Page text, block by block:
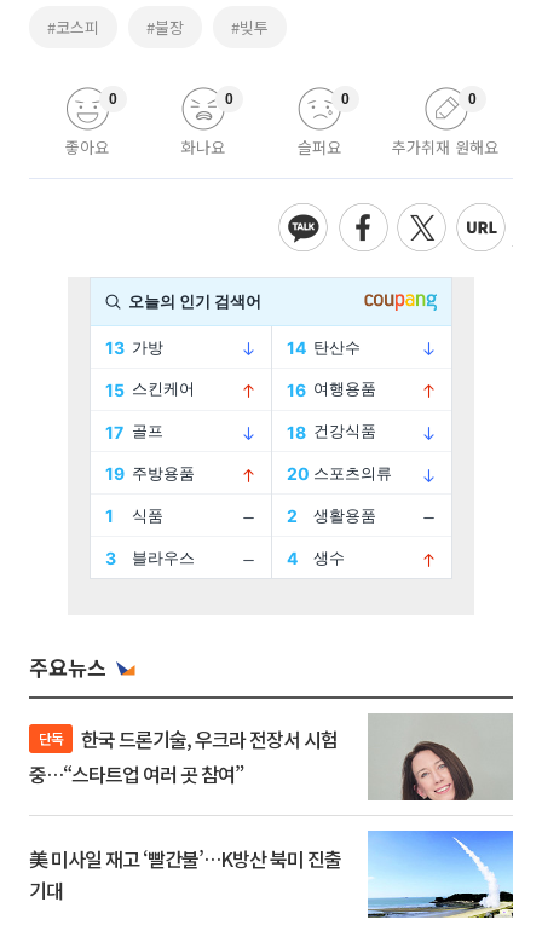
#코스피 #불장 #빚투
좋아요
0
화나요
0
슬퍼요
0
추가취재 원해요
0
주요뉴스
단독
중…“스타트업 여러 곳 참여”
美 미사일 재고 ‘빨간불’…K방산 북미 진출
기대